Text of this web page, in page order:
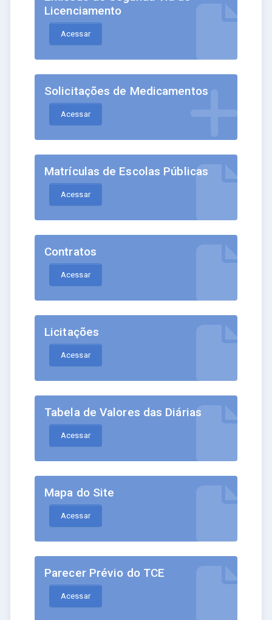
Licenciamento
Acessar
Solicitações de Medicamentos
Acessar
Matrículas de Escolas Públicas
Acessar
Contratos
Acessar
Licitações
Acessar
Tabela de Valores das Diárias
Acessar
Mapa do Site
Acessar
Parecer Prévio do TCE
Acessar